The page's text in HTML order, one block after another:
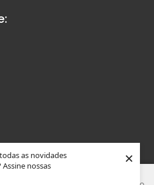
as novidades
nossas
×
similares para melhorar sua